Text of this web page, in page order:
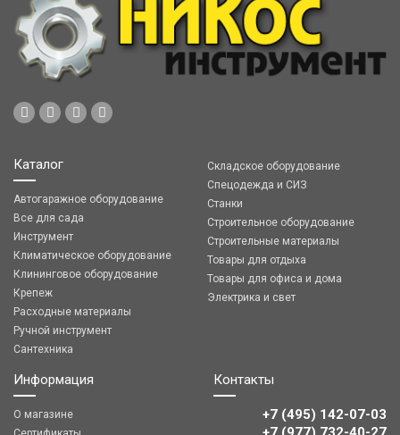
Каталог
Автогаражное оборудование
Все для сада
Инструмент
Климатическое оборудование
Клининговое оборудование
Крепеж
Расходные материалы
Ручной инструмент
Сантехника
Складское оборудование
Спецодежда и СИЗ
Станки
Строительное оборудование
Строительные материалы
Товары для отдыха
Товары для офиса и дома
Электрика и свет
Информация
О магазине
Контакты
+7 (495) 142-07-03